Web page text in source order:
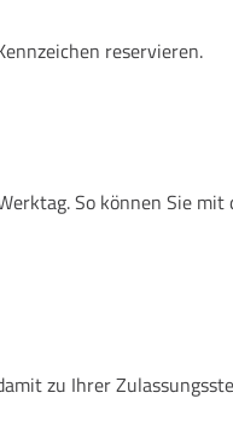
reservieren.
So können Sie
zu Ihrer